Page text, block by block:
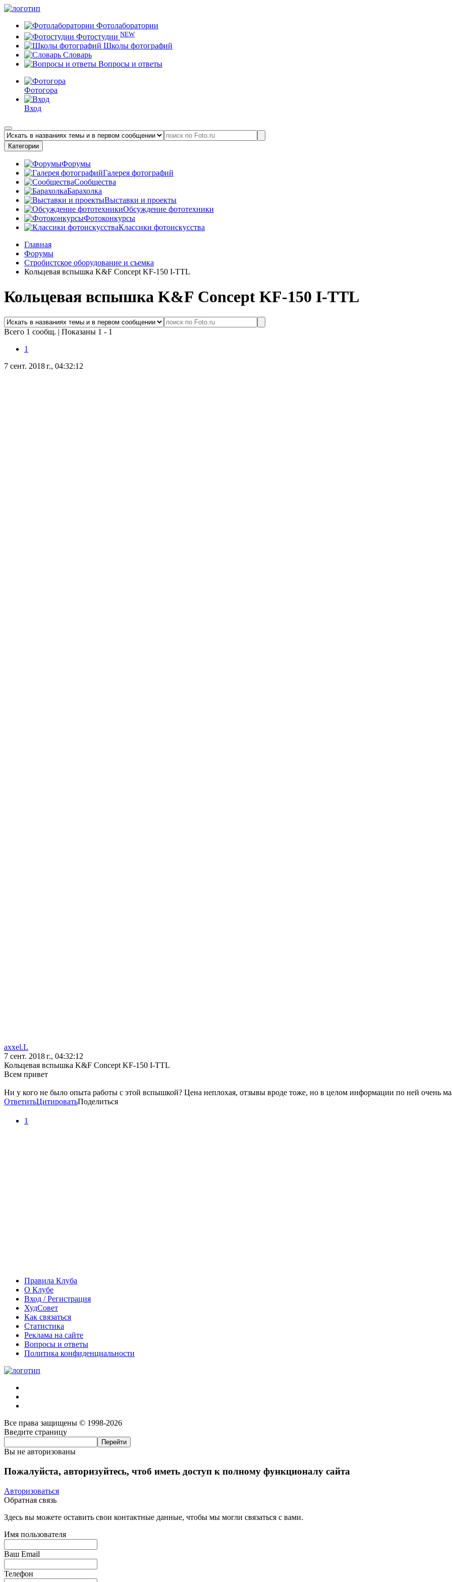
Фотолаборатории
Фотостудии NEW
Школы фотографий
Словарь
Вопросы и ответы
Фотогора
Вход
Категории
Форумы
Галерея фотографий
Сообщества
Барахолка
Выставки и проекты
Обсуждение фототехники
Фотоконкурсы
Классики фотоискусства
Главная
Форумы
Стробистское оборудование и съемка
Кольцевая вспышка K&F Concept KF-150 I-TTL
Кольцевая вспышка K&F Concept KF-150 I-TTL
Всего 1 сообщ. | Показаны 1 - 1
1
7 сент. 2018 г., 04:32:12
axxel.L
7 сент. 2018 г., 04:32:12
Кольцевая вспышка K&F Concept KF-150 I-TTL
Всем привет
Ни у кого не было опыта работы с этой вспышкой? Цена неплохая, отзывы вроде тоже, но в целом информации по ней очень
ОтветитьЦитироватьПоделиться
1
Правила Клуба
О Клубе
Вход / Регистрация
ХудСовет
Как связаться
Статистика
Реклама на сайте
Вопросы и ответы
Политика конфиденциальности
Все права защищены © 1998-2026
Введите страницу
Вы не авторизованы
Пожалуйста, авторизуйтесь, чтоб иметь доступ к полному функционалу сайта
Авторизоваться
Обратная связь
Здесь вы можете оставить свои контактные данные, чтобы мы могли связаться с вами.
Имя пользователя
Ваш Email
Телефон